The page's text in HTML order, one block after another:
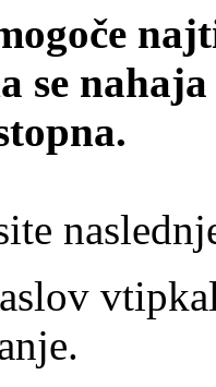
se